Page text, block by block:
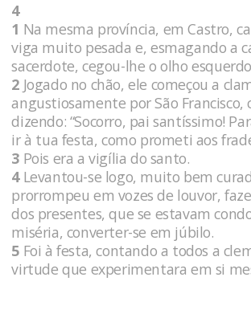
4
1 Na mesma província, em Castro,
viga muito pesada e, esmagando a
sacerdote, cegou-lhe o olho
2 Jogado no chão, ele começou a
angustiosamente por São Francisco,
dizendo: “Socorro, pai santíssimo!
ir à tua festa, como prometi aos
3 Pois era a vigília do santo.
4Levantou-se logo, muito bem
prorrompeu em vozes de louvor,
dos presentes, que se estavam
miséria, converter-se em júbilo.
5 Foi à festa, contando a todos a
virtude que experimentara em si